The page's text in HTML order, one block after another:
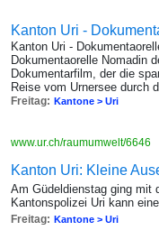
Kanton Uri -
Kanton Uri -
Dokumentaorelle Nomadin
Dokumentarfilm, der die
Reise vom Urnersee durch
Freitag: Kantone > Uri
www.ur.ch/raumumwelt/6646
Kanton Uri: Kleine
Am Güdeldienstag ging mit
Kantonspolizei Uri kann
Freitag: Kantone > Uri